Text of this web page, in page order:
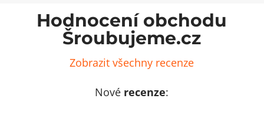
Hodnocení obchodu
Šroubujeme.cz
Zobrazit všechny recenze
Nové recenze: